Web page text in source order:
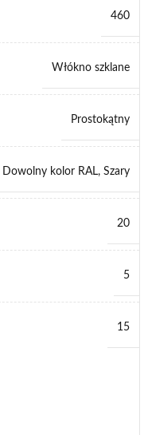
460
Włókno szklane
Prostokątny
Dowolny kolor RAL, Szary
20
5
15